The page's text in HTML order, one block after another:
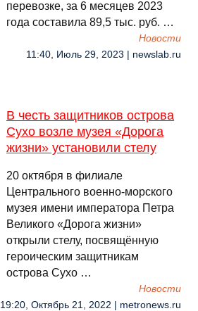
перевозке, за 6 месяцев 2023
года составила 89,5 тыс. руб. …
Новости
11:40, Июль 29, 2023 | newslab.ru
В честь защитников острова
Сухо возле музея «Дорога
жизни» установили стелу
20 октября в филиале
Центрального военно-морского
музея имени императора Петра
Великого «Дорога жизни»
открыли стелу, посвящённую
героическим защитникам
острова Сухо …
Новости
19:20, Октябрь 21, 2022 | metronews.ru